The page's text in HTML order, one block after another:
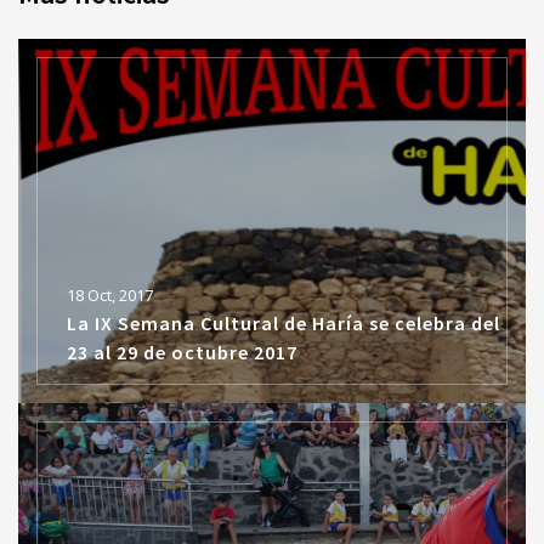
18 Oct, 2017
La IX Semana Cultural de Haría se celebra del
23 al 29 de octubre 2017